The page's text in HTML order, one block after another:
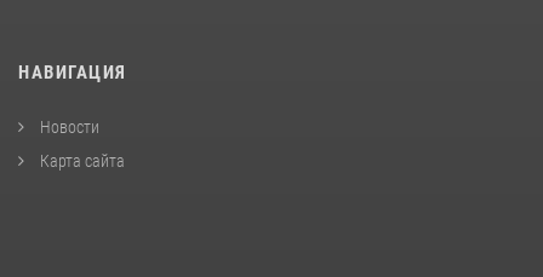
НАВИГАЦИЯ
Новости
Карта сайта